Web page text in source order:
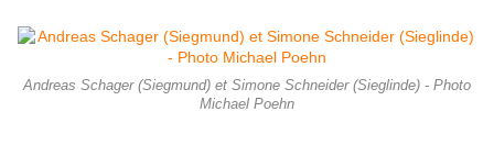
Andreas Schager (Siegmund) et Simone Schneider (Sieglinde) - Photo
Michael Poehn